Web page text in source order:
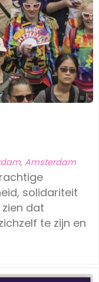
Amsterdam
solidariteit
dat
te zijn en